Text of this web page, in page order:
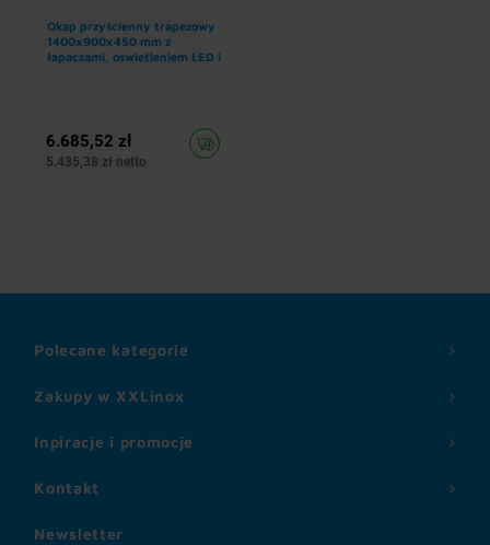
Okap przyścienny trapezowy
1400x900x450 mm z
łapaczami, oświetleniem LED i
6.685,52 zł
5.435,38 zł netto
Zakupy w XXLinox
Inpiracje i promocje
Polecane kategorie
Kontakt
Newsletter